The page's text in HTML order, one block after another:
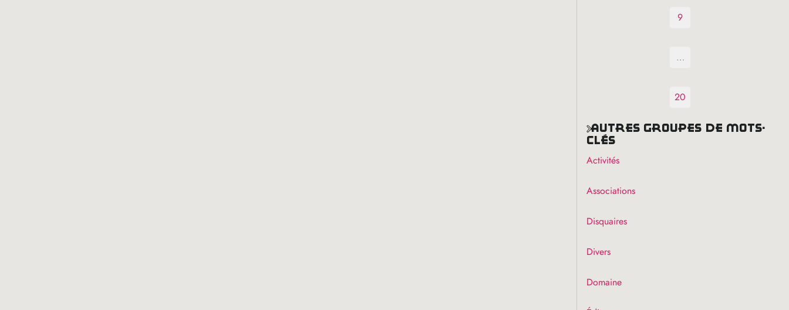
9
…
20
autres groupes de mots-
clés
Activités
Associations
Disquaires
Divers
Domaine